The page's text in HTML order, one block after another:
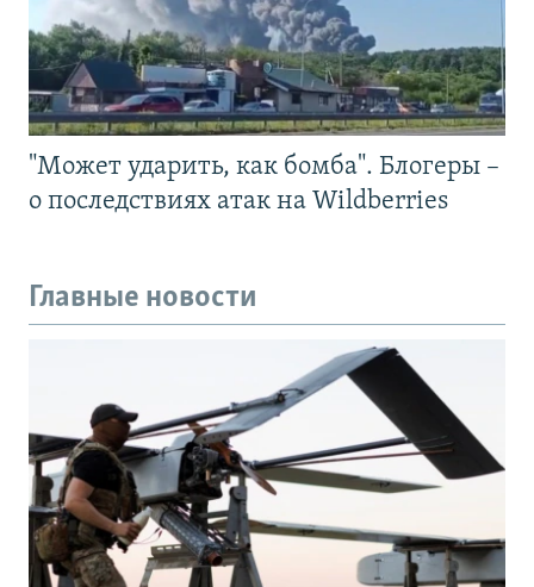
"Может ударить, как бомба". Блогеры –
о последствиях атак на Wildberries
Главные новости